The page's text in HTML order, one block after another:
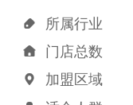
 所属行业
 门店总数
 加盟区域